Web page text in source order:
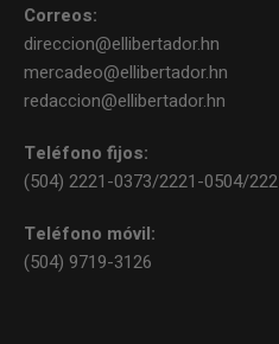
Correos:
direccion@ellibertador.hn
mercadeo@ellibertador.hn
redaccion@ellibertador.hn
Teléfono fijos:
(504) 2221-0373/2221-0504/
Teléfono móvil:
(504) 9719-3126